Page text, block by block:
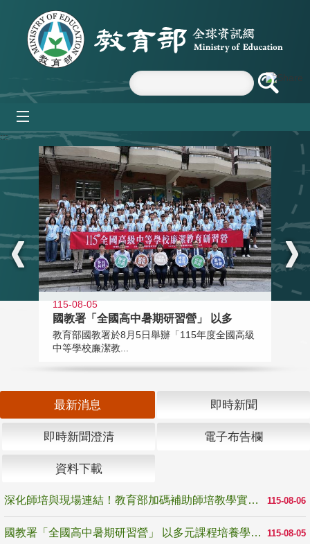
跳到主要內容區塊
:::
115-08-05
國教署「全國高中暑期研習營」 以多
教育部國教署於8月5日舉辦「115年度全國高級
中等學校廉潔教...
最新消息 即時新聞
即時新聞澄清 電子布告欄
資料下載
115-08-06
深化師培與現場連結！教育部加碼補助師培教學實踐研究 10月師培國際研討會交流教學實踐經驗
115-08-05
國教署「全國高中暑期研習營」 以多元課程培養學生瞭解誠信專業與倫理價值